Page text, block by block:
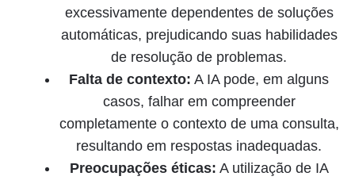
excessivamente dependentes de soluções
automáticas, prejudicando suas habilidades
de resolução de problemas.
Falta de contexto: A IA pode, em alguns
casos, falhar em compreender
completamente o contexto de uma consulta,
resultando em respostas inadequadas.
Preocupações éticas: A utilização de IA